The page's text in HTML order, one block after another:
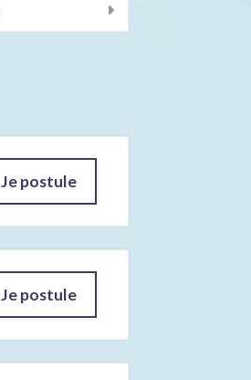
Je postule
Je postule